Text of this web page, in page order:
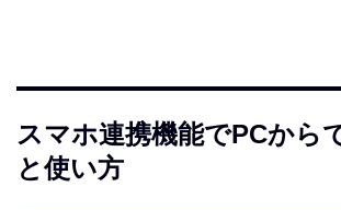
スマホ連携機能でPCから
と使い方